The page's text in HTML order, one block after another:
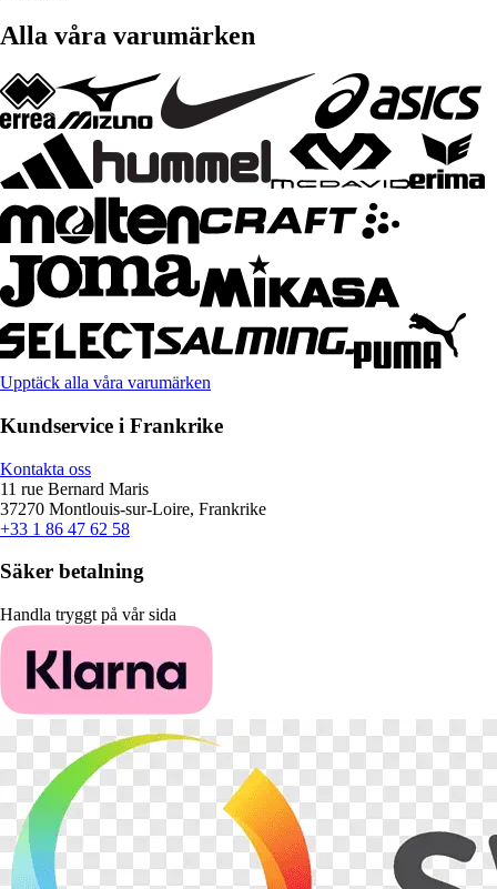
Alla våra varumärken
Upptäck alla våra varumärken
Kundservice i Frankrike
Kontakta oss
11 rue Bernard Maris
37270 Montlouis-sur-Loire, Frankrike
+33 1 86 47 62 58
Säker betalning
Handla tryggt på vår sida